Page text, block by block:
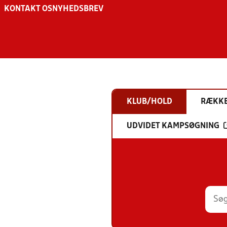
KONTAKT OS NYHEDSBREV
KLUB/HOLD
UDVIDET KAMPSØGNING